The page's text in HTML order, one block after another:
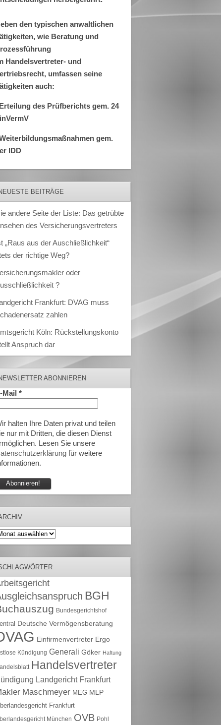
den typischen anwaltlichen
wie Beratung und
Handelsvertreter- und
umfassen seine
auch:
des Prüfberichts gem. 24
gem.
IDD
BEITRÄGE
andere Seite der Liste: Das getrübte
des Versicherungsvertreters
„Raus aus der Auschließlichkeit“
der richtige Weg?
oder
?
Frankfurt: DVAG muss
zahlen
Köln: Rückstellungskonto
Anspruch dar
ABONNIEREN
Mail *
halten Ihre Daten privat und teilen
nur mit Dritten, die diesen Dienst
Lesen Sie unsere
für weitere
BGH
Bundesgerichtshof
Deutsche Vermögensberatung
Einfirmenvertreter Ergo
Kündigung Generali Göker Haftung
Handelsvertreter
Landgericht Frankfurt
Maschmeyer MEG MLP
Frankfurt
München OVB Pohl